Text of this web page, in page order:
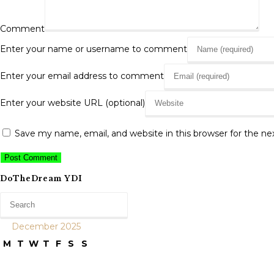
Comment
Enter your name or username to comment
Enter your email address to comment
Enter your website URL (optional)
Save my name, email, and website in this browser for the
DoTheDream YDI
December 2025
M
T W T F S
S